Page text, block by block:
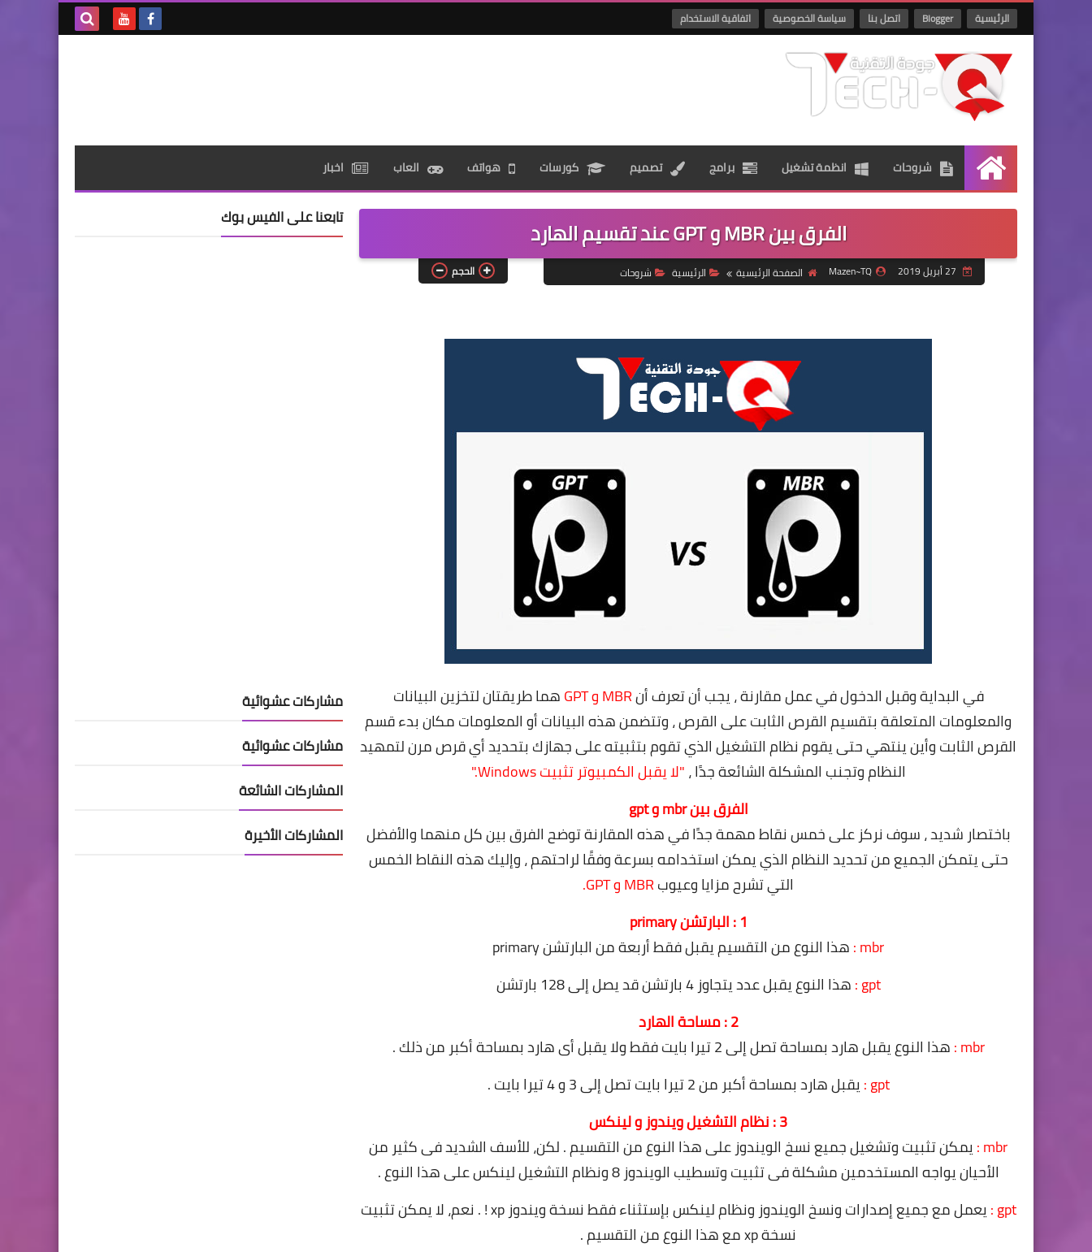
الرئيسية Blogger اتصل بنا سياسة الخصوصية اتفاقية الاستخدام
الرئيسيةشروحات انظمة تشغيل برامج تصميم كورسات هواتف العاب اخبار
الفرق بين MBR و GPT عند تقسيم الهارد
Mazen~TQ الصفحة الرئيسية الرئيسية شروحات الحجم
في البداية وقبل الدخول في عمل مقارنة ، يجب أن تعرف أنMBR و GPT
هما طريقتان لتخزين البيانات
والمعلومات المتعلقة بتقسيم القرص الثابت على القرص ، وتتضمن هذه البيانات أو المعلومات مكان بدء قسم
القرص الثابت وأين ينتهي حتى يقوم نظام التشغيل الذي تقوم بتثبيته على جهازك بتحديد أي قرص مرن لتمهيد
النظام وتجنب المشكلة الشائعة جدًا ،"لا يقبل الكمبيوتر تثبيت Windows."
الفرق بين mbr و gpt
باختصار شديد ، سوف نركز على خمس نقاط مهمة جدًا في هذه المقارنة توضح الفرق بين كل منهما والأفضل
حتى يتمكن الجميع من تحديد النظام الذي يمكن استخدامه بسرعة وفقًا لراحتهم ، وإليك هذه النقاط الخمس
التي تشرح مزايا وعيوبMBR و GPT.
1 : البارتشن primary
mbr : هذا النوع من التقسيم يقبل فقط أربعة من البارتشن primary
gpt : هذا النوع يقبل عدد يتجاوز 4 بارتشن قد يصل إلى 128 بارتشن
2 : مساحة الهارد
mbr : هذا النوع يقبل هارد بمساحة تصل إلى 2 تيرا بايت فقط ولا يقبل أى هارد بمساحة أكبر من ذلك .
gpt : يقبل هارد بمساحة أكبر من 2 تيرا بايت تصل إلى 3 و 4 تيرا بايت .
3 : نظام التشغيل ويندوز و لينكس
mbr : يمكن تثبيت وتشغيل جميع نسخ الويندوز على هذا النوع من التقسيم . لكن، للأسف الشديد فى كثير من
الأحيان يواجه المستخدمين مشكلة فى تثبيت وتسطيب الويندوز 8 ونظام التشغيل لينكس على هذا النوع .
gpt :
يعمل مع جميع إصدارات ونسخ الويندوز ونظام لينكس بإستثناء فقط نسخة ويندوز xp ! . نعم، لا يمكن تثبيت
نسخة xp مع هذا النوع من التقسيم .
تابعنا على الفيس بوك
مشاركات عشوائية
مشاركات عشوائية
المشاركات الشائعة
المشاركات الأخيرة